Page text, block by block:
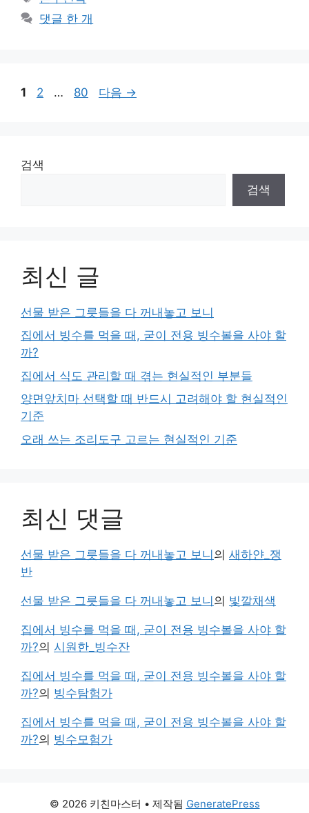
리
그
댓글 한 개
페
1
페
2 …
페
80 다음 →
검색
검색
최신 글
선물 받은 그릇들을 다 꺼내놓고 보니
집에서 빙수를 먹을 때, 굳이 전용 빙수볼을 사야 할
까?
집에서 식도 관리할 때 겪는 현실적인 부분들
양면앞치마 선택할 때 반드시 고려해야 할 현실적인
기준
오래 쓰는 조리도구 고르는 현실적인 기준
최신 댓글
선물 받은 그릇들을 다 꺼내놓고 보니의 새하얀_쟁
반
선물 받은 그릇들을 다 꺼내놓고 보니의 빛깔채색
집에서 빙수를 먹을 때, 굳이 전용 빙수볼을 사야 할
까?의 시원한_빙수잔
집에서 빙수를 먹을 때, 굳이 전용 빙수볼을 사야 할
까?의 빙수탐험가
집에서 빙수를 먹을 때, 굳이 전용 빙수볼을 사야 할
까?의 빙수모험가
© 2026 키친마스터 • 제작됨 GeneratePress